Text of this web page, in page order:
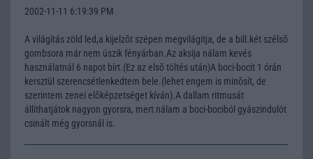
2002-11-11 6:19:39 PM
A világítás zöld led,a kijelzõt szépen megvilágítja, de a bill.két szélsõ
gombsora már nem úszik fényárban.Az aksija nálam kevés
használatnál 6 napot bírt.(Ez az elsõ töltés után)A boci-bocit 1 órán
kersztül szerencsétlenkedtem bele.(lehet engem is minõsít, de
szerintem zenei elõképzetséget kíván).A dallam ritmusát
állíthatjátok nagyon gyorsra, mert nálam a boci-bociból gyászindulót
csinált még gyorsnál is.